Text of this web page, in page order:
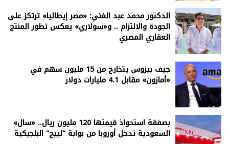
الدكتور محمد عبد الغني: «مصر إيطاليا» ترتكز على
الجودة والالتزام .. و«سولاري» يعكس تطور المنتج
العقاري المصري
جيف بيزوس يتخارج من 15 مليون سهم في
«أمازون» مقابل 4.1 مليارات دولار
بصفقة استحواذ قيمتها 120 مليون ريال.. «سال»
السعودية تدخل أوروبا من بوابة "لييج" البلجيكية